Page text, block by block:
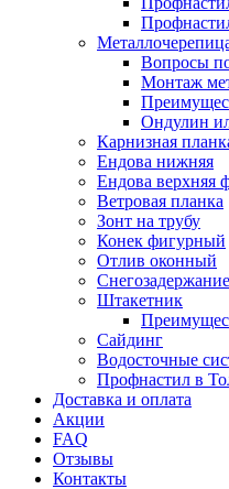
Вопросы
Монтаж
Ондулин
Карнизная
Ендова нижняя
Ендова верхняя
Ветровая планка
Зонт на трубу
Конек фигурный
Отлив оконный
Снегозадержание
Штакетник
Сайдинг
Водосточные
Профнастил в
Доставка и оплата
Акции
FAQ
Отзывы
Контакты
Зонт на трубу
Конек фигурный
Отлив оконный
Снегозадержание
Штакетник
Сайдинг
Водосточные системы
Профнастил в Тольятти